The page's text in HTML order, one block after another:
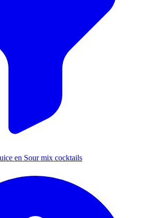
en Sour mix cocktails